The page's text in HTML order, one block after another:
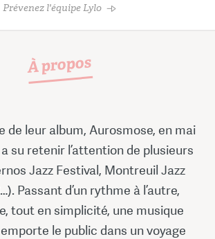
Prévenez l'équipe Lylo
À propos
de leur album, Aurosmose, en mai
a su retenir l’attention de plusieurs
Jazz Festival, Montreuil Jazz
Passant d’un rythme à l’autre,
tout en simplicité, une musique
le public dans un voyage